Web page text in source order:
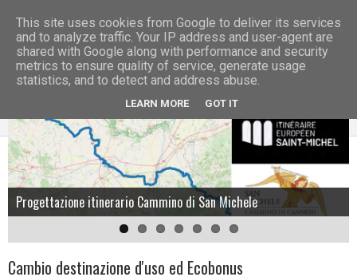
Progettazione itinerario Cammino di San Michele
Riqualificazione energetica edificio unifamiliare
Riqualificazione antico mulino
Ristrutturazione palazzina
Riqualificazione antico mulino
Recupero ex edificio scolastico
Riqualificazione antico mulino
Cambio destinazione d'uso ed Ecobonus
This site uses cookies from Google to deliver its services
and to analyze traffic. Your IP address and user-agent are
shared with Google along with performance and security
metrics to ensure quality of service, generate usage
statistics, and to detect and address abuse.
LEARN MORE GOT IT